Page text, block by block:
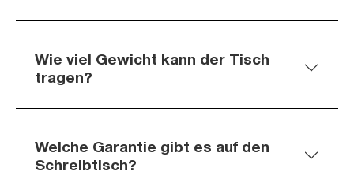
Wie viel Gewicht kann der Tisch
tragen?
Welche Garantie gibt es auf den
Schreibtisch?